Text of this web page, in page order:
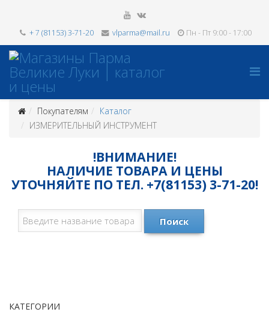
+ 7 (81153) 3-71-20 vlparma@mail.ru Пн - Пт 9:00 - 17:00
Покупателям
Каталог
ИЗМЕРИТЕЛЬНЫЙ ИНСТРУМЕНТ
!ВНИМАНИЕ!
НАЛИЧИЕ ТОВАРА И ЦЕНЫ
УТОЧНЯЙТЕ ПО ТЕЛ. +7(81153) 3-71-20!
Поиск
КАТЕГОРИИ